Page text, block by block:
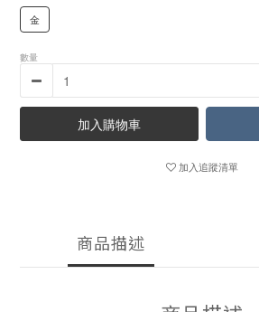
金
數量
加入購物車
加入追蹤清單
商品描述